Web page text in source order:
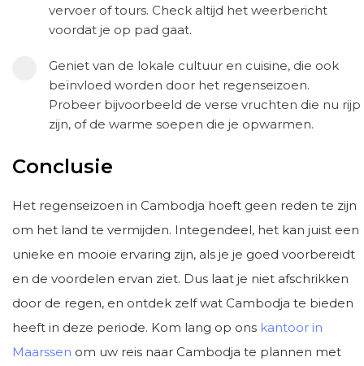
vervoer of tours. Check altijd het weerbericht
voordat je op pad gaat.
Geniet van de lokale cultuur en cuisine, die ook
beïnvloed worden door het regenseizoen.
Probeer bijvoorbeeld de verse vruchten die nu rijp
zijn, of de warme soepen die je opwarmen.
Conclusie
Het regenseizoen in Cambodja hoeft geen reden te zijn
om het land te vermijden. Integendeel, het kan juist een
unieke en mooie ervaring zijn, als je je goed voorbereidt
en de voordelen ervan ziet. Dus laat je niet afschrikken
door de regen, en ontdek zelf wat Cambodja te bieden
heeft in deze periode. Kom lang op ons kantoor in
Maarssen om uw reis naar Cambodja te plannen met